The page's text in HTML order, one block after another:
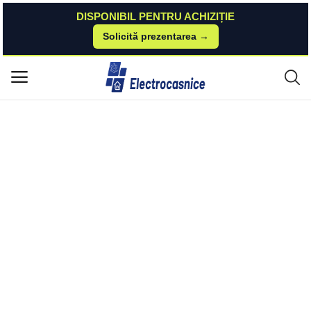
DISPONIBIL PENTRU ACHIZIȚIE
Solicită prezentarea →
Meniu principal
Cuptoare Cu Microunde
Cuptor cu microunde HMW-MD25DMRBK, 25 L, control digital, 800 W, 5 t
repte de putere, Negru Heinner